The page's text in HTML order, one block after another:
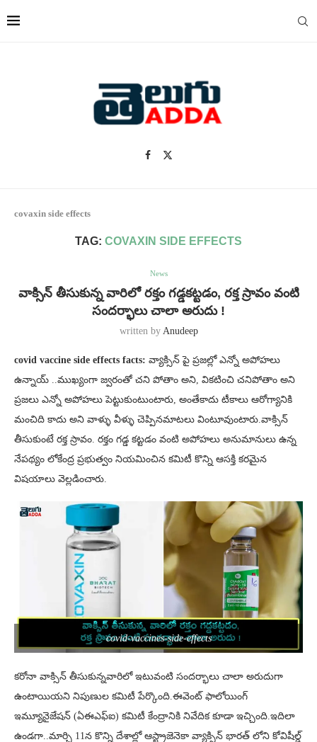
covaxin side effects
TAG: COVAXIN SIDE EFFECTS
News
వాక్సిన్ తీసుకున్న వారిలో రక్తం గడ్డకట్టడం, రక్త స్రావం వంటి
సందర్భాలు చాలా అరుదు !
written by Anudeep
covid vaccine side effects facts: వ్యాక్సిన్ పై ప్రజల్లో ఎన్నో అపోహలు
ఉన్నాయ్ ..ముఖ్యంగా జ్వరంతో చని పోతాం అని, వికటించి చనిపోతాం అని
ప్రజలు ఎన్నో అపోహలు పెట్టుకుంటుంటారు, అంతేకాదు టీకాలు ఆరోగ్యానికి
మంచిది కాదు అని వాళ్ళు వీళ్ళు చెప్పినమాటలు వింటూవుంటారు.వాక్సిన్
తీసుకుంటే రక్త స్రావం. రక్తం గడ్డ కట్టడం వంటి అపోహలు అనుమానులు ఉన్న
నేపథ్యం లోకేంద్ర ప్రభుత్వం నియమించిన కమిటీ కొన్ని ఆసక్తి కరమైన
విషయాలు వెల్లడించారు.
covid-vaccines-side-effects
కరోనా వాక్సిన్ తీసుకున్నవారిలో ఇటువంటి సందర్భాలు చాలా అరుదుగా
ఉంటాయియని నిపుణుల కమిటీ పేర్కొంది.ఈవెంట్ ఫాలోయింగ్
ఇమ్యూనైజేషన్ (ఏఈఎఫ్ఐ) కమిటీ కేంద్రానికి నివేదిక కూడా ఇచ్చింది.ఇదిలా
ఉండగా..మార్చి 11న కొన్ని దేశాల్లో ఆస్ట్రాజెనెకా వ్యాక్సిన్ భారత్ లోని కోవిషీల్డ్